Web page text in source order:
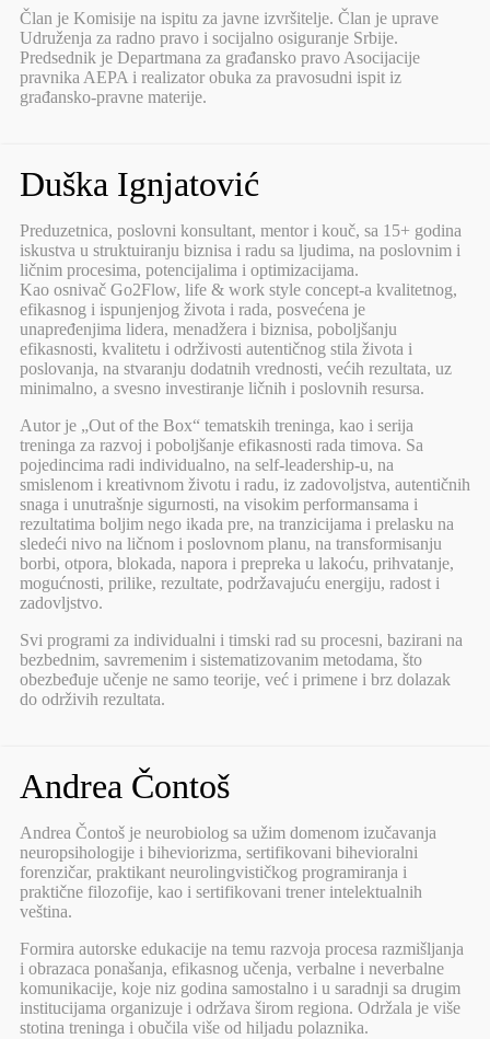
Član je Komisije na ispitu za javne izvršitelje. Član je uprave
Udruženja za radno pravo i socijalno osiguranje Srbije.
Predsednik je Departmana za građansko pravo Asocijacije
pravnika AEPA i realizator obuka za pravosudni ispit iz
građansko-pravne materije.
Duška Ignjatović
Preduzetnica, poslovni konsultant, mentor i kouč, sa 15+ godina
iskustva u struktuiranju biznisa i radu sa ljudima, na poslovnim i
ličnim procesima, potencijalima i optimizacijama.
Kao osnivač Go2Flow, life & work style concept-a kvalitetnog,
efikasnog i ispunjenjog života i rada, posvećena je
unapređenjima lidera, menadžera i biznisa, poboljšanju
efikasnosti, kvalitetu i održivosti autentičnog stila života i
poslovanja, na stvaranju dodatnih vrednosti, većih rezultata, uz
minimalno, a svesno investiranje ličnih i poslovnih resursa.
Autor je „Out of the Box“ tematskih treninga, kao i serija
treninga za razvoj i poboljšanje efikasnosti rada timova. Sa
pojedincima radi individualno, na self-leadership-u, na
smislenom i kreativnom životu i radu, iz zadovoljstva, autentičnih
snaga i unutrašnje sigurnosti, na visokim performansama i
rezultatima boljim nego ikada pre, na tranzicijama i prelasku na
sledeći nivo na ličnom i poslovnom planu, na transformisanju
borbi, otpora, blokada, napora i prepreka u lakoću, prihvatanje,
mogućnosti, prilike, rezultate, podržavajuću energiju, radost i
zadovljstvo.
Svi programi za individualni i timski rad su procesni, bazirani na
bezbednim, savremenim i sistematizovanim metodama, što
obezbeđuje učenje ne samo teorije, već i primene i brz dolazak
do održivih rezultata.
Andrea Čontoš
Andrea Čontoš je neurobiolog sa užim domenom izučavanja
neuropsihologije i biheviorizma, sertifikovani bihevioralni
forenzičar, praktikant neurolingvističkog programiranja i
praktične filozofije, kao i sertifikovani trener intelektualnih
veština.
Formira autorske edukacije na temu razvoja procesa razmišljanja
i obrazaca ponašanja, efikasnog učenja, verbalne i neverbalne
komunikacije, koje niz godina samostalno i u saradnji sa drugim
institucijama organizuje i održava širom regiona. Održala je više
stotina treninga i obučila više od hiljadu polaznika.